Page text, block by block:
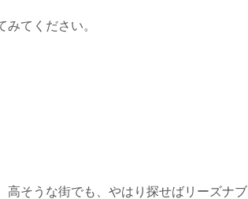
てください。
高そうな街でも、やはり探せばリーズナブ